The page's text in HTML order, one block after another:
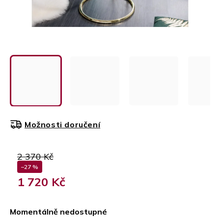
2 370 Kč
–27 %
1 720 Kč
Momentálně nedostupné
Možnosti doručení